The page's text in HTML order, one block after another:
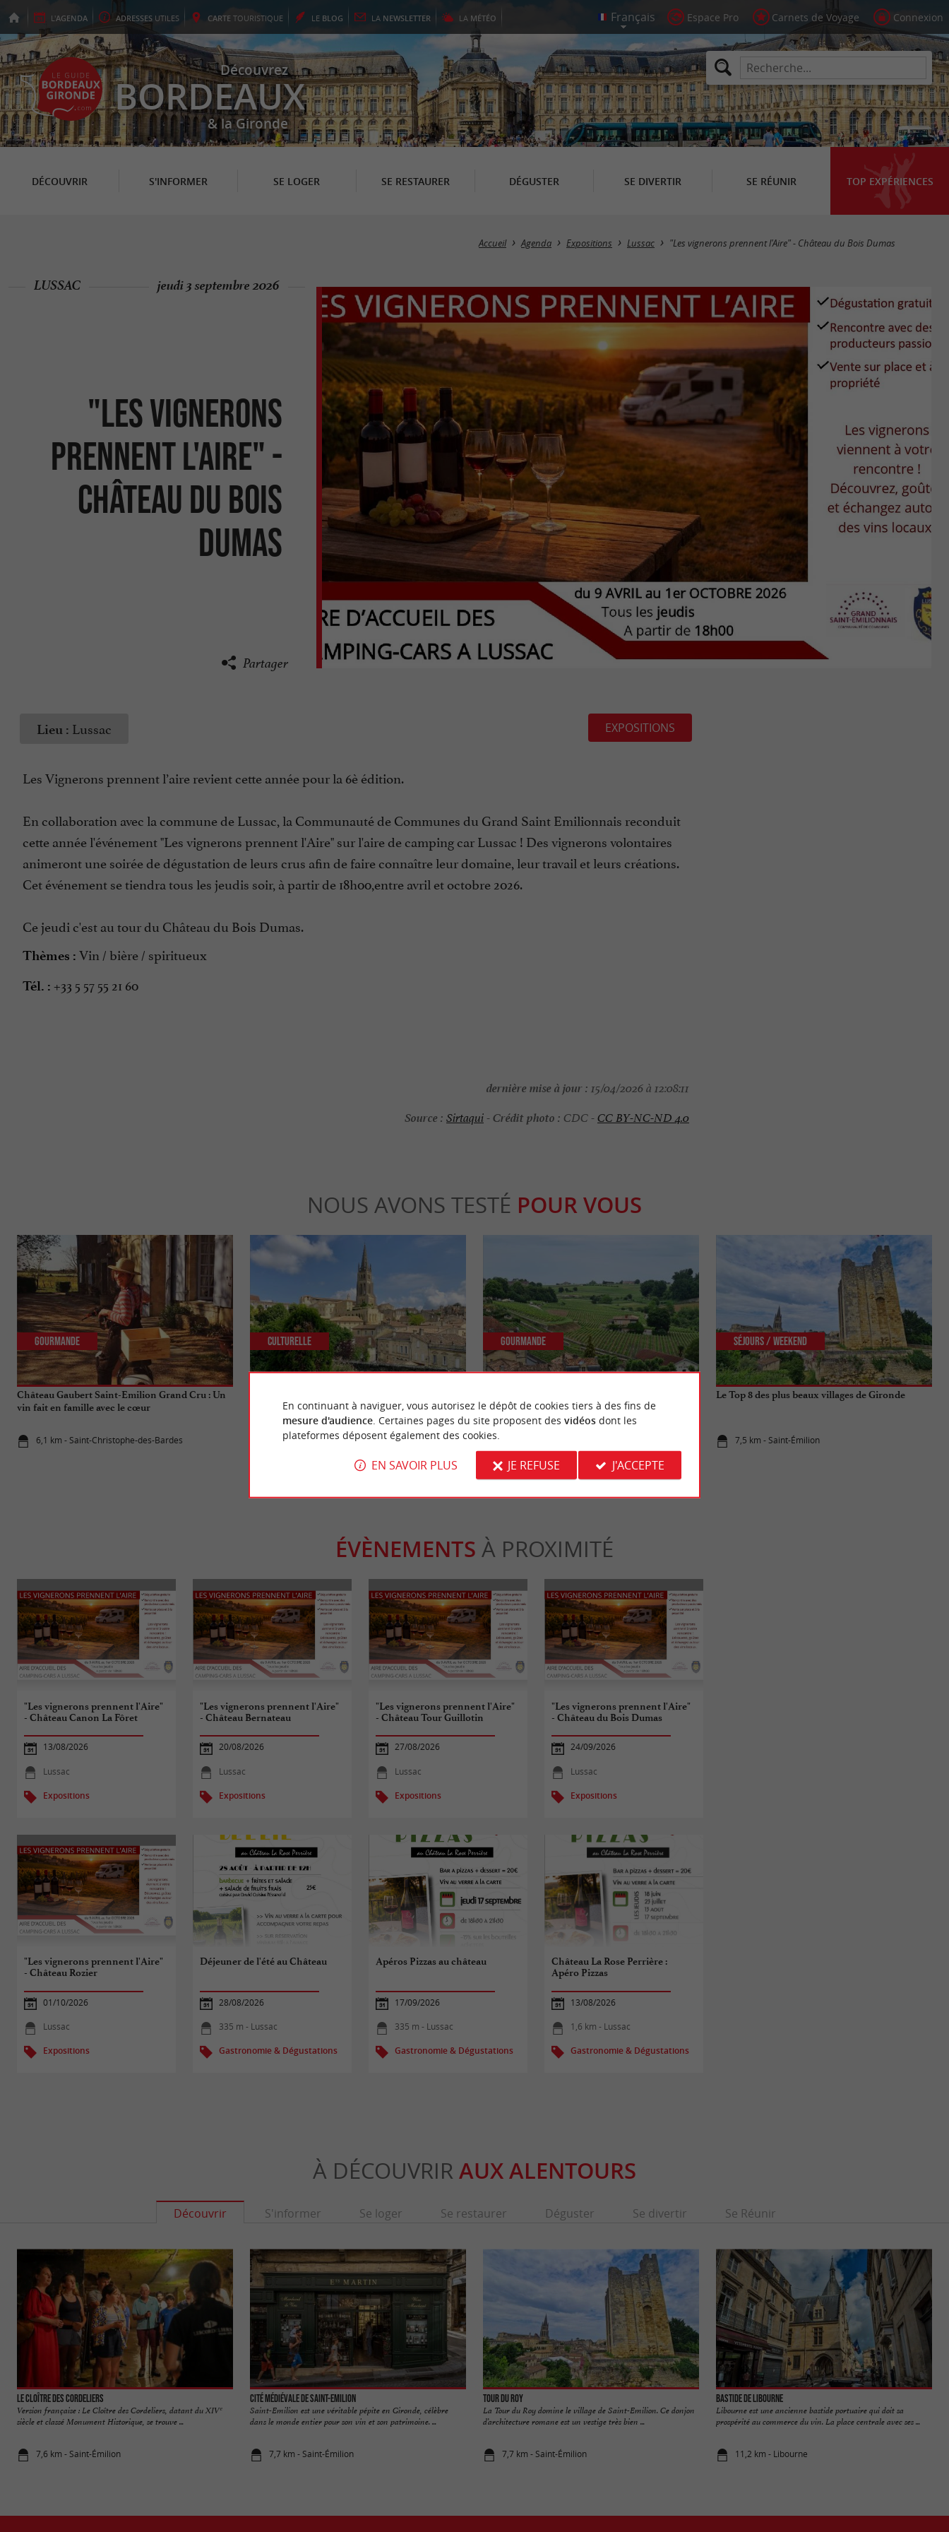
L'AGENDA ADRESSES UTILES CARTE TOURISTIQUE LE BLOG LA NEWSLETTER LA MÉTÉO Espace Pro Carnets de Voyage Connexion
Découvrez
BORDEAUX
& la Gironde
DÉCOUVRIR S'INFORMER SE LOGER SE RESTAURER DÉGUSTER SE DIVERTIR SE RÉUNIR TOP EXPÉRIENCES
Accueil Agenda Expositions Lussac "Les vignerons prennent l'Aire" - Château du Bois Dumas
"Les vignerons
prennent l'Aire" -
Château du Bois
Dumas
LUSSAC jeudi 3 septembre 2026
Partager
Lieu : Lussac EXPOSITIONS
Les Vignerons prennent l’aire revient cette année pour la 6è édition.
En collaboration avec la commune de Lussac, la Communauté de Communes du Grand Saint Emilionnais reconduit
cette année l'événement "Les vignerons prennent l'Aire" sur l'aire de camping car Lussac ! Des vignerons volontaires
animeront une soirée de dégustation de leurs crus afin de faire connaître leur domaine, leur travail et leurs créations.
Cet événement se tiendra tous les jeudis soir, à partir de 18h00,entre avril et octobre 2026.
Ce jeudi c'est au tour du Château du Bois Dumas.
Thèmes : Vin / bière / spiritueux
Tél. : +33 5 57 55 21 60
dernière mise à jour : 15/04/2026 à 12:08:11
Source : Sirtaqui-Crédit photo : CDC -CC BY-NC-ND 4.0
NOUS AVONS TESTÉ POUR VOUS
Château Gaubert Saint-Emilion Grand Cru : Un
vin fait en famille avec le cœur
6,1 km - Saint-Christophe-des-Bardes
Gourmande
catacombes de Saint-Emilion
7,5 km - Saint-Émilion
Culturelle Gourmande
Le Top 8 des plus beaux villages de Gironde
7,5 km - Saint-Émilion
Séjours / Weekend
ÉVÈNEMENTS À PROXIMITÉ
"Les vignerons prennent l'Aire"
- Château Canon La Fôret
13/08/2026
Lussac
Expositions
"Les vignerons prennent l'Aire"
- Château Bernateau
20/08/2026
Lussac
Expositions
"Les vignerons prennent l'Aire"
- Château Tour Guillotin
27/08/2026
Lussac
Expositions
"Les vignerons prennent l'Aire"
- Château du Bois Dumas
24/09/2026
Lussac
Expositions
"Les vignerons prennent l'Aire"
- Château Rozier
01/10/2026
Lussac
Expositions
Déjeuner de l'été au Château
28/08/2026
335 m - Lussac
Gastronomie & Dégustations
Apéros Pizzas au château
17/09/2026
335 m - Lussac
Gastronomie & Dégustations
Château La Rose Perrière :
Apéro Pizzas
13/08/2026
1,6 km - Lussac
Gastronomie & Dégustations
À DÉCOUVRIR AUX ALENTOURS
Découvrir S'informer Se loger Se restaurer Déguster Se divertir Se Réunir
Le Cloître des Cordeliers
Version française : Le Cloître des Cordeliers, datant du XIVᵉ
siècle et classé Monument Historique, se trouve ...
7,6 km - Saint-Émilion
Cité médiévale de Saint-Emilion
Saint-Emilion est une véritable pépite en Gironde, célèbre
dans le monde entier pour son vin et son patrimoine. ...
7,7 km - Saint-Émilion
Tour du Roy
La Tour du Roy domine le village de Saint-Emilion. Ce donjon
d’architecture romane est un vestige très bien ...
7,7 km - Saint-Émilion
Bastide de Libourne
Libourne est une ancienne bastide portuaire qui doit sa
prospérité au commerce du vin. La place centrale avec ses ...
11,2 km - Libourne
En continuant à naviguer, vous autorisez le dépôt de cookies tiers à des fins de
mesure d'audience. Certaines pages du site proposent des vidéosdont les
plateformes déposent également des cookies.
EN SAVOIR PLUS JE REFUSE J'ACCEPTE